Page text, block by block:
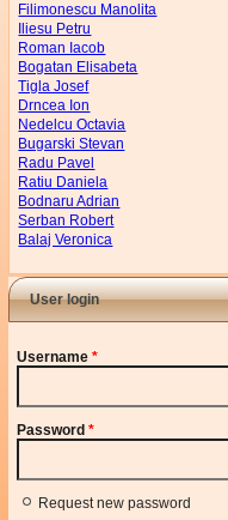
Filimonescu Manolita
Iliesu Petru
Roman Iacob
Bogatan Elisabeta
Tigla Josef
Drncea Ion
Nedelcu Octavia
Bugarski Stevan
Radu Pavel
Ratiu Daniela
Bodnaru Adrian
Serban Robert
Balaj Veronica
User login
Username*
Password*
Request new password